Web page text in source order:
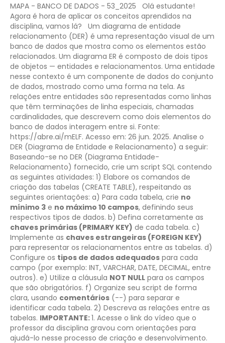
MAPA - BANCO DE DADOS - 53_2025
Olá estudante!
Agora é hora de aplicar os conceitos aprendidos na
disciplina, vamos lá?
Um diagrama de entidade
relacionamento (DER) é uma representação visual de um
banco de dados que mostra como os elementos estão
relacionados. Um diagrama ER é composto de dois tipos
de objetos — entidades e relacionamentos. Uma entidade
nesse contexto é um componente de dados do conjunto
de dados, mostrado como uma forma na tela. As
relações entre entidades são representadas como linhas
que têm terminações de linha especiais, chamadas
cardinalidades, que descrevem como dois elementos do
banco de dados interagem entre si. Fonte:
https://abre.ai/mELF. Acesso em: 26 jun. 2025. Analise o
DER (Diagrama de Entidade e Relacionamento) a seguir:
Baseando-se no DER (Diagrama Entidade-
Relacionamento) fornecido, crie um script SQL contendo
as seguintes atividades: 1) Elabore os comandos de
criação das tabelas (CREATE TABLE), respeitando as
seguintes orientações: a) Para cada tabela, crie no
mínimo 3 e no máximo 10 campos, definindo seus
respectivos tipos de dados. b) Defina corretamente as
chaves primárias (PRIMARY KEY) de cada tabela. c)
Implemente as chaves estrangeiras (FOREIGN KEY)
para representar os relacionamentos entre as tabelas. d)
Configure os tipos de dados adequados para cada
campo (por exemplo: INT, VARCHAR, DATE, DECIMAL, entre
outros). e) Utilize a cláusula NOT NULL para os campos
que são obrigatórios. f) Organize seu script de forma
clara, usando comentários (--) para separar e
identificar cada tabela. 2) Descreva as relações entre as
tabelas. IMPORTANTE:1. Acesse o link do vídeo que o
professor da disciplina gravou com orientações para
ajudá-lo nesse processo de criação e desenvolvimento.